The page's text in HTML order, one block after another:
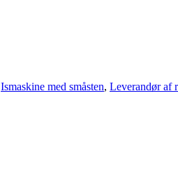
Ismaskine med småsten, Leverandør af